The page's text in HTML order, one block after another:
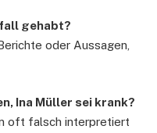
gehabt?
oder Aussagen,
Ina Müller sei krank?
oft falsch interpretiert